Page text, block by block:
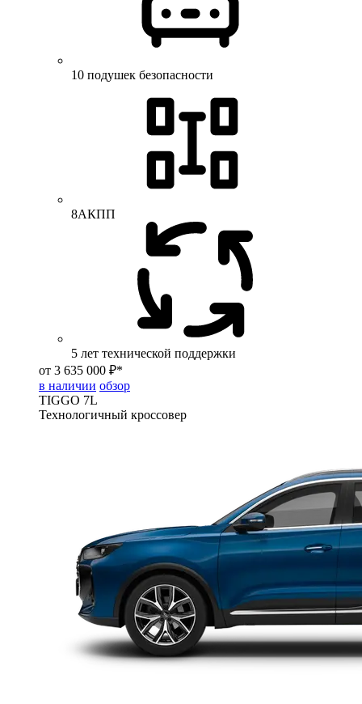
10 подушек безопасности
8АКПП
5 лет технической поддержки
от 3 635 000 ₽*
в наличии обзор
TIGGO 7L
Технологичный кроссовер